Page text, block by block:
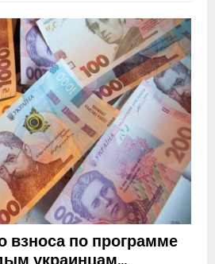
взноса по программе